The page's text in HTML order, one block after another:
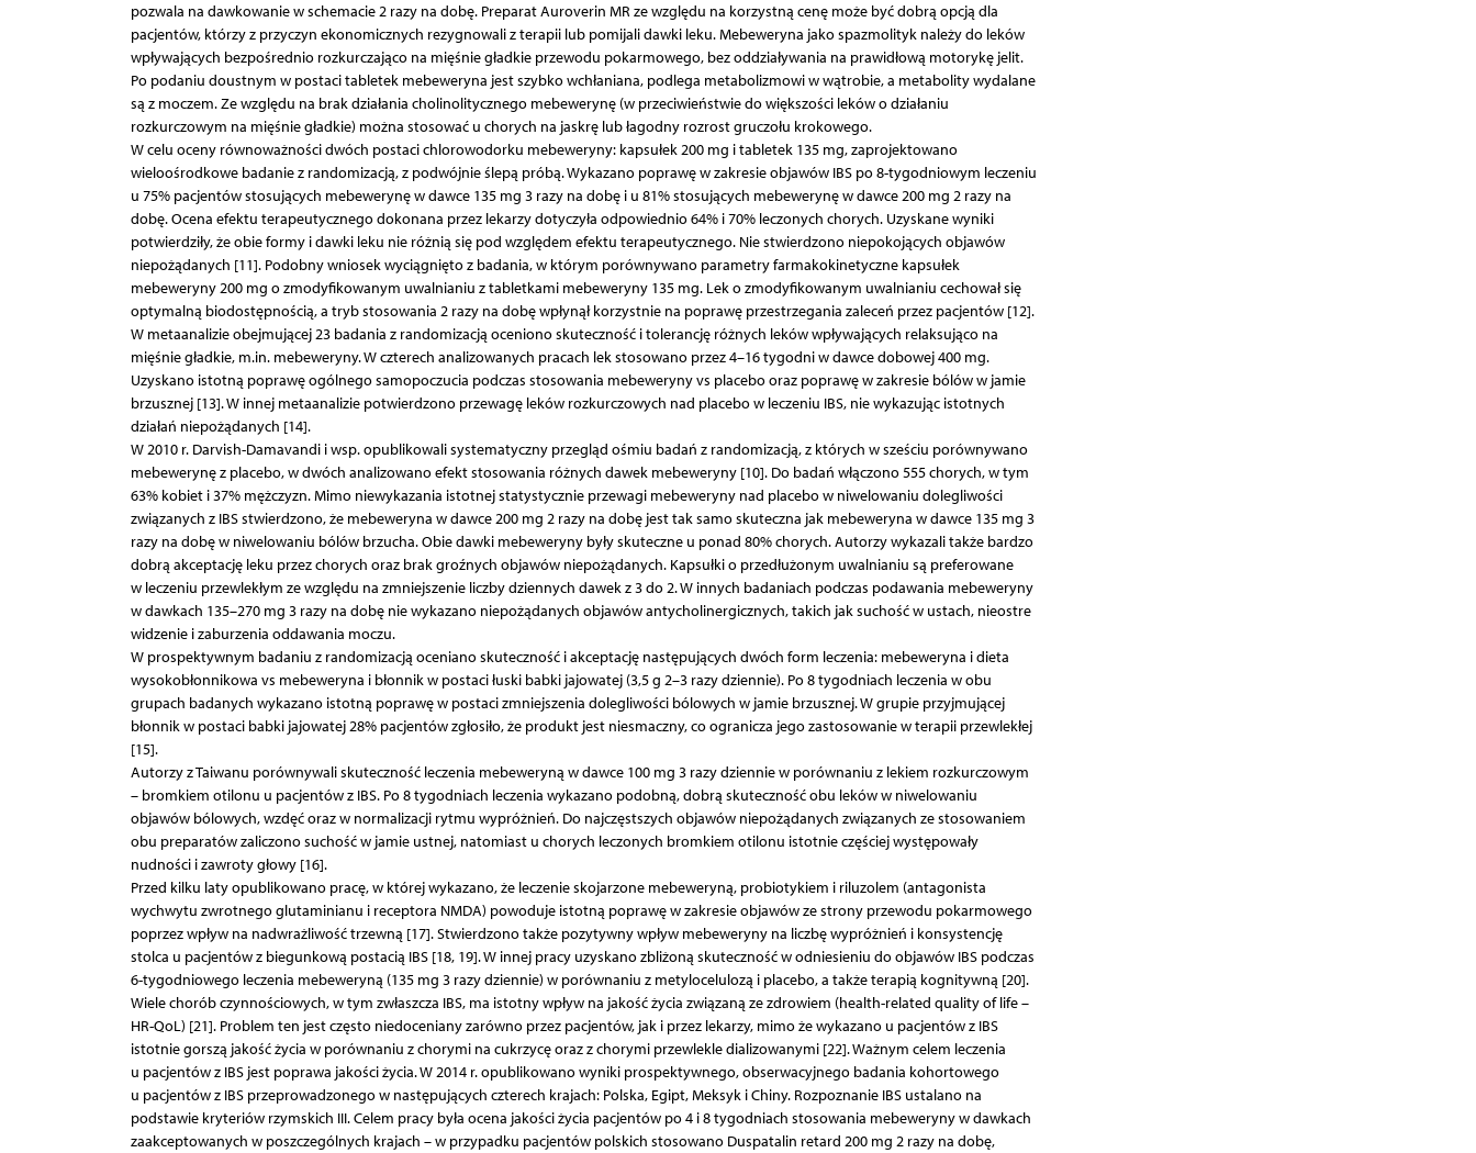
pozwala na dawkowanie w schemacie 2 razy na dobę. Preparat Auroverin MR ze względu na korzystną cenę może być dobrą opcją dla
pacjentów, którzy z przyczyn ekonomicznych rezygnowali z terapii lub pomijali dawki leku. Mebeweryna jako spazmolityk należy do leków
wpływających bezpośrednio rozkurczająco na mięśnie gładkie przewodu pokarmowego, bez oddziaływania na prawidłową motorykę jelit.
Po podaniu doustnym w postaci tabletek mebeweryna jest szybko wchłaniana, podlega metabolizmowi w wątrobie, a metabolity wydalane
są z moczem. Ze względu na brak działania cholinolitycznego mebewerynę (w przeciwieństwie do większości leków o działaniu
rozkurczowym na mięśnie gładkie) można stosować u chorych na jaskrę lub łagodny rozrost gruczołu krokowego.
W celu oceny równoważności dwóch postaci chlorowodorku mebeweryny: kapsułek 200 mg i tabletek 135 mg, zaprojektowano
wieloośrodkowe badanie z randomizacją, z podwójnie ślepą próbą. Wykazano poprawę w zakresie objawów IBS po 8-tygodniowym leczeniu
u 75% pacjentów stosujących mebewerynę w dawce 135 mg 3 razy na dobę i u 81% stosujących mebewerynę w dawce 200 mg 2 razy na
dobę. Ocena efektu terapeutycznego dokonana przez lekarzy dotyczyła odpowiednio 64% i 70% leczonych chorych. Uzyskane wyniki
potwierdziły, że obie formy i dawki leku nie różnią się pod względem efektu terapeutycznego. Nie stwierdzono niepokojących objawów
niepożądanych [11]. Podobny wniosek wyciągnięto z badania, w którym porównywano parametry farmakokinetyczne kapsułek
mebeweryny 200 mg o zmodyfikowanym uwalnianiu z tabletkami mebeweryny 135 mg. Lek o zmodyfikowanym uwalnianiu cechował się
optymalną biodostępnością, a tryb stosowania 2 razy na dobę wpłynął korzystnie na poprawę przestrzegania zaleceń przez pacjentów [12].
W metaanalizie obejmującej 23 badania z randomizacją oceniono skuteczność i tolerancję różnych leków wpływających relaksująco na
mięśnie gładkie, m.in. mebeweryny. W czterech analizowanych pracach lek stosowano przez 4–16 tygodni w dawce dobowej 400 mg.
Uzyskano istotną poprawę ogólnego samopoczucia podczas stosowania mebeweryny vs placebo oraz poprawę w zakresie bólów w jamie
brzusznej [13]. W innej metaanalizie potwierdzono przewagę leków rozkurczowych nad placebo w leczeniu IBS, nie wykazując istotnych
działań niepożądanych [14].
W 2010 r. Darvish-Damavandi i wsp. opublikowali systematyczny przegląd ośmiu badań z randomizacją, z których w sześciu porównywano
mebewerynę z placebo, w dwóch analizowano efekt stosowania różnych dawek mebeweryny [10]. Do badań włączono 555 chorych, w tym
63% kobiet i 37% mężczyzn. Mimo niewykazania istotnej statystycznie przewagi mebeweryny nad placebo w niwelowaniu dolegliwości
związanych z IBS stwierdzono, że mebeweryna w dawce 200 mg 2 razy na dobę jest tak samo skuteczna jak mebeweryna w dawce 135 mg 3
razy na dobę w niwelowaniu bólów brzucha. Obie dawki mebeweryny były skuteczne u ponad 80% chorych. Autorzy wykazali także bardzo
dobrą akceptację leku przez chorych oraz brak groźnych objawów niepożądanych. Kapsułki o przedłużonym uwalnianiu są preferowane
w leczeniu przewlekłym ze względu na zmniejszenie liczby dziennych dawek z 3 do 2. W innych badaniach podczas podawania mebeweryny
w dawkach 135–270 mg 3 razy na dobę nie wykazano niepożądanych objawów antycholinergicznych, takich jak suchość w ustach, nieostre
widzenie i zaburzenia oddawania moczu.
W prospektywnym badaniu z randomizacją oceniano skuteczność i akceptację następujących dwóch form leczenia: mebeweryna i dieta
wysokobłonnikowa vs mebeweryna i błonnik w postaci łuski babki jajowatej (3,5 g 2–3 razy dziennie). Po 8 tygodniach leczenia w obu
grupach badanych wykazano istotną poprawę w postaci zmniejszenia dolegliwości bólowych w jamie brzusznej. W grupie przyjmującej
błonnik w postaci babki jajowatej 28% pacjentów zgłosiło, że produkt jest niesmaczny, co ogranicza jego zastosowanie w terapii przewlekłej
[15].
Autorzy z Taiwanu porównywali skuteczność leczenia mebeweryną w dawce 100 mg 3 razy dziennie w porównaniu z lekiem rozkurczowym
– bromkiem otilonu u pacjentów z IBS. Po 8 tygodniach leczenia wykazano podobną, dobrą skuteczność obu leków w niwelowaniu
objawów bólowych, wzdęć oraz w normalizacji rytmu wypróżnień. Do najczęstszych objawów niepożądanych związanych ze stosowaniem
obu preparatów zaliczono suchość w jamie ustnej, natomiast u chorych leczonych bromkiem otilonu istotnie częściej występowały
nudności i zawroty głowy [16].
Przed kilku laty opublikowano pracę, w której wykazano, że leczenie skojarzone mebeweryną, probiotykiem i riluzolem (antagonista
wychwytu zwrotnego glutaminianu i receptora NMDA) powoduje istotną poprawę w zakresie objawów ze strony przewodu pokarmowego
poprzez wpływ na nadwrażliwość trzewną [17]. Stwierdzono także pozytywny wpływ mebeweryny na liczbę wypróżnień i konsystencję
stolca u pacjentów z biegunkową postacią IBS [18, 19]. W innej pracy uzyskano zbliżoną skuteczność w odniesieniu do objawów IBS podczas
6-tygodniowego leczenia mebeweryną (135 mg 3 razy dziennie) w porównaniu z metylocelulozą i placebo, a także terapią kognitywną [20].
Wiele chorób czynnościowych, w tym zwłaszcza IBS, ma istotny wpływ na jakość życia związaną ze zdrowiem (health-related quality of life –
HR-QoL) [21]. Problem ten jest często niedoceniany zarówno przez pacjentów, jak i przez lekarzy, mimo że wykazano u pacjentów z IBS
istotnie gorszą jakość życia w porównaniu z chorymi na cukrzycę oraz z chorymi przewlekle dializowanymi [22]. Ważnym celem leczenia
u pacjentów z IBS jest poprawa jakości życia. W 2014 r. opublikowano wyniki prospektywnego, obserwacyjnego badania kohortowego
u pacjentów z IBS przeprowadzonego w następujących czterech krajach: Polska, Egipt, Meksyk i Chiny. Rozpoznanie IBS ustalano na
podstawie kryteriów rzymskich III. Celem pracy była ocena jakości życia pacjentów po 4 i 8 tygodniach stosowania mebeweryny w dawkach
zaakceptowanych w poszczególnych krajach – w przypadku pacjentów polskich stosowano Duspatalin retard 200 mg 2 razy na dobę,